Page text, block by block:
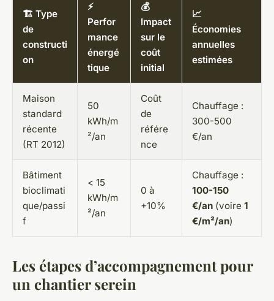
🏗️ Type
de
constructi
on
⚡
Perfor
mance
énergé
tique
💰
Impact
sur le
coût
initial
📈
Économies
annuelles
estimées
Maison
standard
récente
(RT 2012)
50
kWh/m
²/an
Coût
de
référe
nce
Chauffage :
300-500
€/an
Bâtiment
bioclimati
que/passi
f
< 15
kWh/m
²/an
0 à
+10%
Chauffage :
100-150
€/an (voire 1
€/m²/an)
Les étapes d’accompagnement pour
un chantier serein